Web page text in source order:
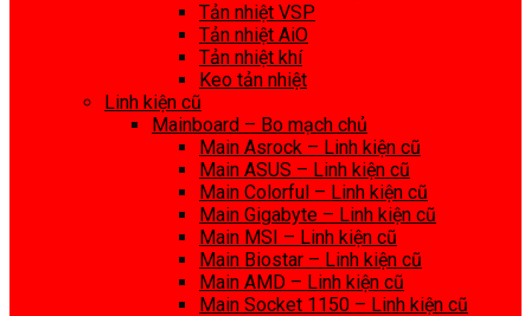
Tản nhiệt VSP
Tản nhiệt AiO
Tản nhiệt khí
Keo tản nhiệt
Linh kiện cũ
Mainboard – Bo mạch chủ
Main Asrock – Linh kiện cũ
Main ASUS – Linh kiện cũ
Main Colorful – Linh kiện cũ
Main Gigabyte – Linh kiện cũ
Main MSI – Linh kiện cũ
Main Biostar – Linh kiện cũ
Main AMD – Linh kiện cũ
Main Socket 1150 – Linh kiện cũ